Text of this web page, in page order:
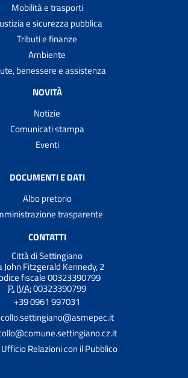
Mobilità e trasporti
e sicurezza pubblica
Tributi e finanze
Ambiente
benessere e assistenza
NOVITÀ
Notizie
Comunicati stampa
Eventi
DOCUMENTI E DATI
Albo pretorio
trasparente
CONTATTI
Città di Settingiano
John Fitzgerald Kennedy, 2
fiscale 00323390799
P. IVA:00323390799
+39 0961 997031
Relazioni con il Pubblico